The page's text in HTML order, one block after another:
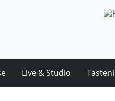
Live & Studio